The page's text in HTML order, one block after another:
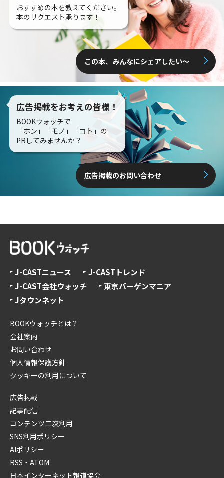
おすすめの本を教えてください。
本のリクエスト承ります！
この本、みんなにシェアしたい〜
広告掲載をお考えの皆様！
BOOKウォッチで
「ホン」「モノ」「コト」の
PRしてみませんか？
広告掲載のお問い合わせ
J-CASTニュース
J-CASTトレンド
J-CAST会社ウォッチ
東京バーゲンマニア
Jタウンネット
BOOKウォッチとは？
会社案内
お問い合わせ
個人情報保護方針
クッキーの利用について
広告掲載
記事配信
コンテンツ二次利用
SNS利用ポリシー
AIポリシー
RSS・ATOM
日本インターネット報道協会